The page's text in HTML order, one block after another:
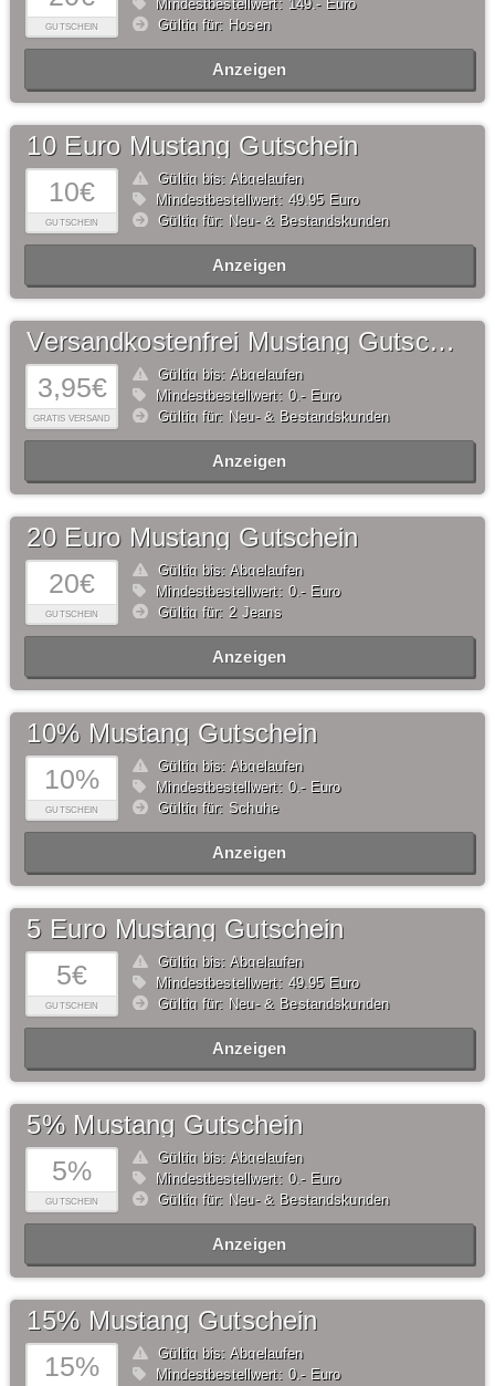
GUTSCHEIN
Mindestbestellwert: 149,- Euro
Gültig für: Hosen
Anzeigen
10€
GUTSCHEIN
10 Euro Mustang Gutschein
Gültig bis: Abgelaufen
Mindestbestellwert: 49,95 Euro
Gültig für: Neu- & Bestandskunden
Anzeigen
3,95€
GRATIS VERSAND
Versandkostenfrei Mustang Gutschein
Gültig bis: Abgelaufen
Mindestbestellwert: 0,- Euro
Gültig für: Neu- & Bestandskunden
Anzeigen
20€
GUTSCHEIN
20 Euro Mustang Gutschein
Gültig bis: Abgelaufen
Mindestbestellwert: 0,- Euro
Gültig für: 2 Jeans
Anzeigen
10%
GUTSCHEIN
10% Mustang Gutschein
Gültig bis: Abgelaufen
Mindestbestellwert: 0,- Euro
Gültig für: Schuhe
Anzeigen
5€
GUTSCHEIN
5 Euro Mustang Gutschein
Gültig bis: Abgelaufen
Mindestbestellwert: 49,95 Euro
Gültig für: Neu- & Bestandskunden
Anzeigen
5%
GUTSCHEIN
5% Mustang Gutschein
Gültig bis: Abgelaufen
Mindestbestellwert: 0,- Euro
Gültig für: Neu- & Bestandskunden
Anzeigen
15%
15% Mustang Gutschein
Gültig bis: Abgelaufen
Mindestbestellwert: 0,- Euro